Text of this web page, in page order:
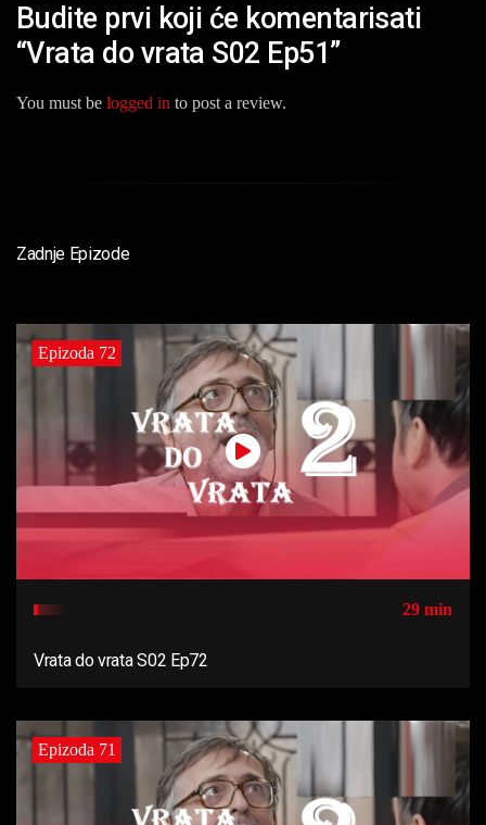
Budite prvi koji će komentarisati
“Vrata do vrata S02 Ep51”
You must be logged in to post a review.
Zadnje Epizode
Epizoda 72
29 min
Vrata do vrata S02 Ep72
Epizoda 71